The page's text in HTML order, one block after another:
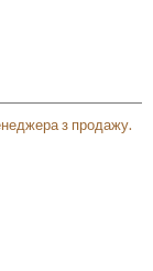
з продажу.